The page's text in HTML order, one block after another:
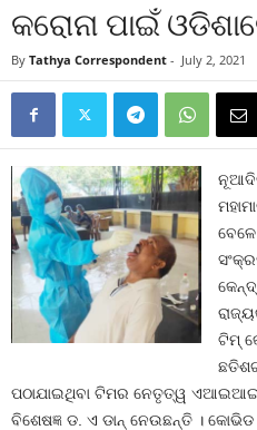
କରୋନା ପାଇଁ
By Tathya Correspondent - July 2, 2021
ଟିମ୍
ପଠାଯାଇଥିବା ଟିମର ନେତୃତ୍ୱ
ବିଶେଷଜ୍ଞ ଡ. ଏ ଡାନ୍ ନେଉଛନ୍ତି । କୋଭିଡ